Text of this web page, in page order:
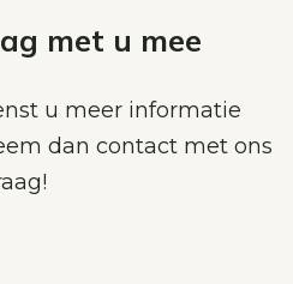
met u mee
u meer informatie
dan contact met ons